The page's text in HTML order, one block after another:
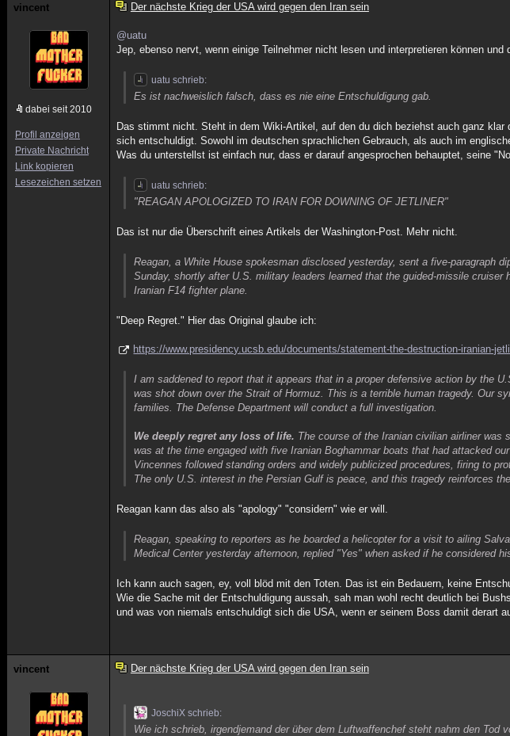
vincent
dabei seit 2010
Profil anzeigen
Private Nachricht
Link kopieren
Lesezeichen setzen
Der nächste Krieg der USA wird gegen den Iran sein
@uatu
Jep, ebenso nervt, wenn einige Teilnehmer nicht lesen und interpretieren können
uatu schrieb:
Es ist nachweislich falsch, dass es nie eine Entschuldigung gab.
Das stimmt nicht. Steht in dem Wiki-Artikel, auf den du dich beziehst auch ganz
sich entschuldigt. Sowohl im deutschen sprachlichen Gebrauch, als auch im
Was du unterstellst ist einfach nur, dass er darauf angesprochen behauptet, seine
uatu schrieb:
"REAGAN APOLOGIZED TO IRAN FOR DOWNING OF JETLINER"
Das ist nur die Überschrift eines Artikels der Washington-Post. Mehr nicht.
Reagan, a White House spokesman disclosed yesterday, sent a five-paragraph
Sunday, shortly after U.S. military leaders learned that the guided-missile
Iranian F14 fighter plane.
"Deep Regret." Hier das Original glaube ich:
https://www.presidency.ucsb.edu/documents/statement-the-destruction-iranian-
I am saddened to report that it appears that in a proper defensive action by the
was shot down over the Strait of Hormuz. This is a terrible human tragedy. Our
families. The Defense Department will conduct a full investigation.
We deeply regret any loss of life. The course of the Iranian civilian airliner
was at the time engaged with five Iranian Boghammar boats that had attacked
Vincennes followed standing orders and widely publicized procedures, firing to
The only U.S. interest in the Persian Gulf is peace, and this tragedy reinforces
Reagan kann das also als "apology" "considern" wie er will.
Reagan, speaking to reporters as he boarded a helicopter for a visit to ailing
Medical Center yesterday afternoon, replied "Yes" when asked if he considered
Ich kann auch sagen, ey, voll blöd mit den Toten. Das ist ein Bedauern, keine
Wie die Sache mit der Entschuldigung aussah, sah man wohl recht deutlich bei
und was von niemals entschuldigt sich die USA, wenn er seinem Boss damit derart
vincent Der nächste Krieg der USA wird gegen den Iran sein
JoschiX schrieb:
Wie ich schrieb, irgendjemand der über dem Luftwaffenchef steht nahm den